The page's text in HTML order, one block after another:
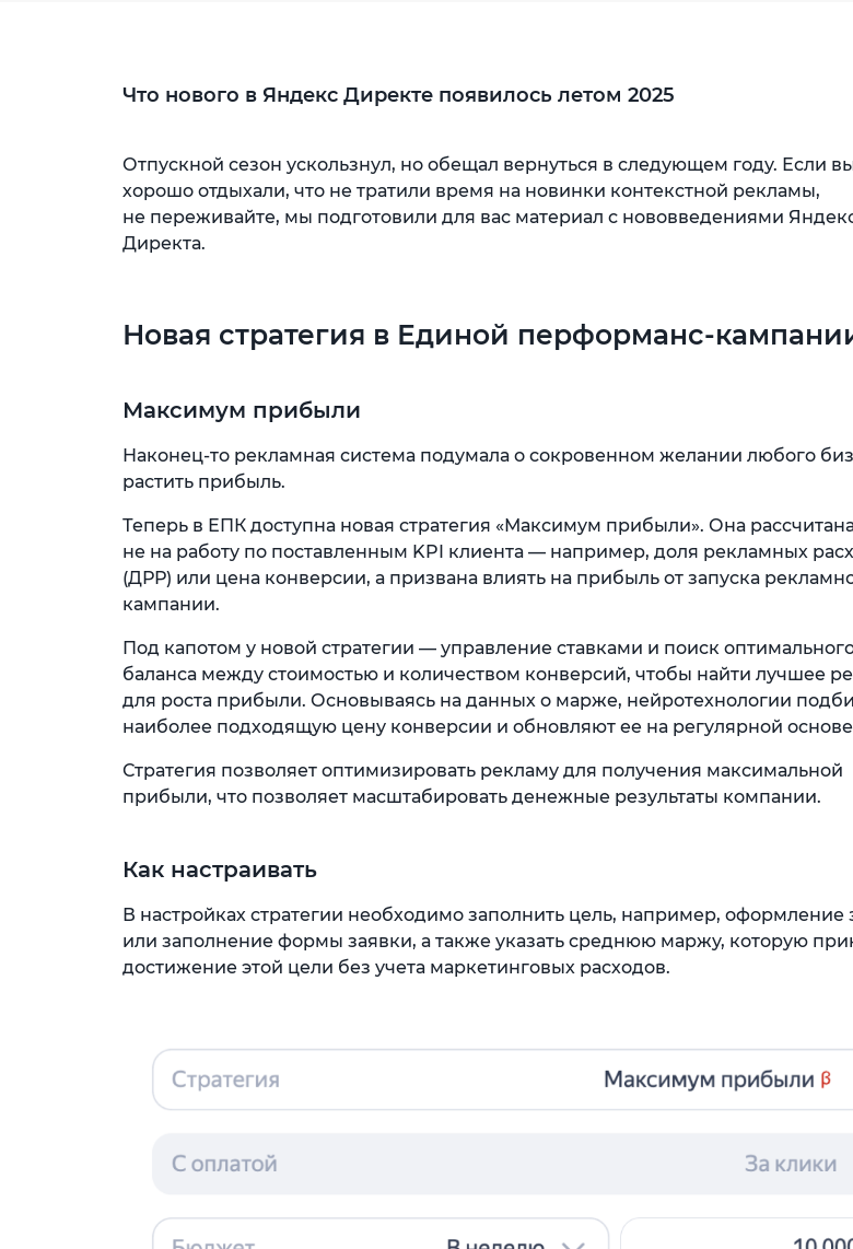
Что нового в Яндекс Директе появилось летом 2025
Отпускной сезон ускользнул, но обещал вернуться в следующем году. Если
хорошо отдыхали, что не тратили время на новинки контекстной рекламы,
не переживайте, мы подготовили для вас материал с нововведениями
Директа.
Новая стратегия в Единой перформанс-
Максимум прибыли
Наконец-то рекламная система подумала о сокровенном желании любого
растить прибыль.
Теперь в ЕПК доступна новая стратегия «Максимум прибыли». Она
не на работу по поставленным KPI клиента — например, доля рекламных
(ДРР) или цена конверсии, а призвана влиять на прибыль от запуска
кампании.
Под капотом у новой стратегии — управление ставками и поиск
баланса между стоимостью и количеством конверсий, чтобы найти лучшее
для роста прибыли. Основываясь на данных о марже, нейротехнологии
наиболее подходящую цену конверсии и обновляют ее на регулярной
Стратегия позволяет оптимизировать рекламу для получения максимальной
прибыли, что позволяет масштабировать денежные результаты компании.
Как настраивать
В настройках стратегии необходимо заполнить цель, например, оформление
или заполнение формы заявки, а также указать среднюю маржу, которую
достижение этой цели без учета маркетинговых расходов.